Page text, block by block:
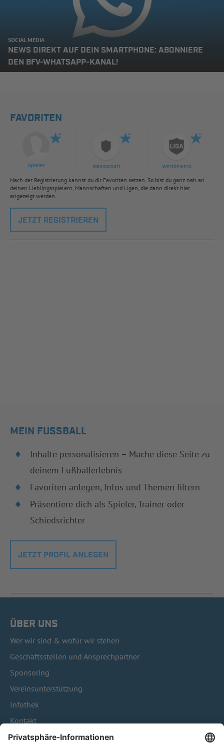
SOCIAL MEDIA
NEWS DIREKT AUF DEIN SMARTPHONE: ABONNIERE
DEN BFV-WHATSAPP-KANAL!
FAVORITEN
Spieler Mannschaft Wettbewerb
Nach der Registrierung kannst du dir Favoriten setzen. So bist du ganz nah an
deinen Lieblingsspielern, Mannschaften und Ligen, die dann direkt hier
angezeigt werden.
JETZT REGISTRIEREN
MEIN FUSSBALL
Inhalte personalisieren – Mache diese Seite zu
deinem Fußballerlebnis
Favoriten anlegen, Infos und Themen filtern
Präsentiere dich als Spieler, Trainer oder
Schiedsrichter
JETZT PROFIL ANLEGEN
ÜBER UNS
Wer wir sind & wofür wir stehen
Geschäftsstellen und Ansprechpartner
Sponsoring
Vereinsunterstützung
Infothek
Kontakt